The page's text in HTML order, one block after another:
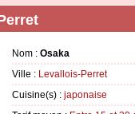
Nom : Osaka
Ville : Levallois-Perret
Cuisine(s) : japonaise